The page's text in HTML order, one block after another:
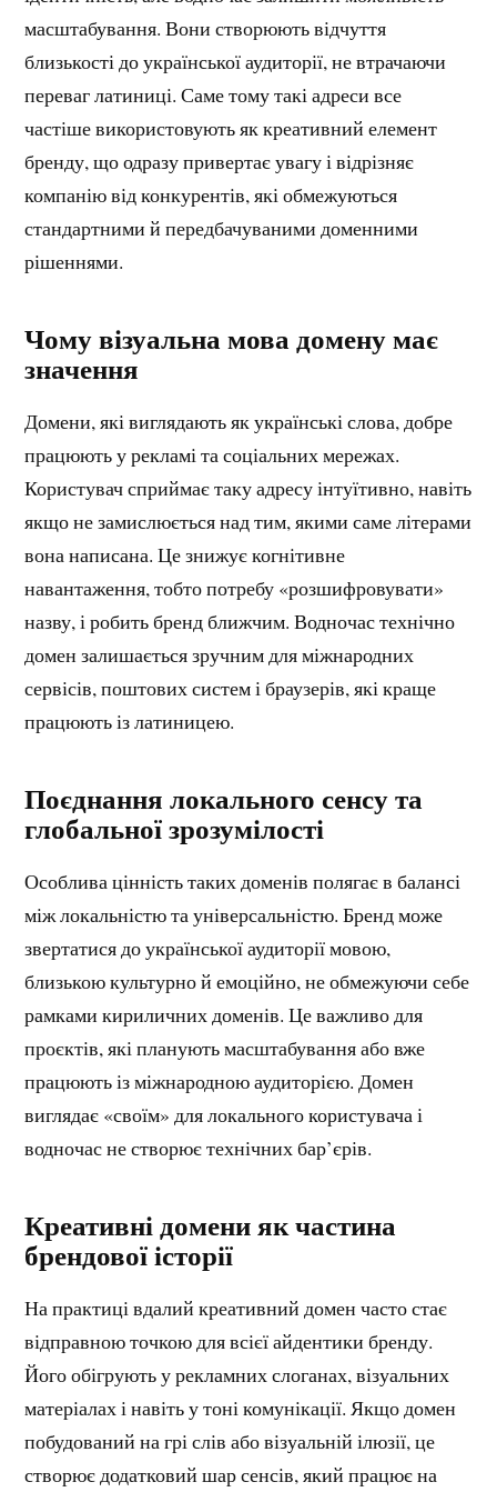
масштабування. Вони створюють відчуття
близькості до української аудиторії, не втрачаючи
переваг латиниці. Саме тому такі адреси все
частіше використовують як креативний елемент
бренду, що одразу привертає увагу і відрізняє
компанію від конкурентів, які обмежуються
стандартними й передбачуваними доменними
рішеннями.
Чому візуальна мова домену має
значення
Домени, які виглядають як українські слова, добре
працюють у рекламі та соціальних мережах.
Користувач сприймає таку адресу інтуїтивно, навіть
якщо не замислюється над тим, якими саме літерами
вона написана. Це знижує когнітивне
навантаження, тобто потребу «розшифровувати»
назву, і робить бренд ближчим. Водночас технічно
домен залишається зручним для міжнародних
сервісів, поштових систем і браузерів, які краще
працюють із латиницею.
Поєднання локального сенсу та
глобальної зрозумілості
Особлива цінність таких доменів полягає в балансі
між локальністю та універсальністю. Бренд може
звертатися до української аудиторії мовою,
близькою культурно й емоційно, не обмежуючи себе
рамками кириличних доменів. Це важливо для
проєктів, які планують масштабування або вже
працюють із міжнародною аудиторією. Домен
виглядає «своїм» для локального користувача і
водночас не створює технічних бар’єрів.
Креативні домени як частина
брендової історії
На практиці вдалий креативний домен часто стає
відправною точкою для всієї айдентики бренду.
Його обігрують у рекламних слоганах, візуальних
матеріалах і навіть у тоні комунікації. Якщо домен
побудований на грі слів або візуальній ілюзії, це
створює додатковий шар сенсів, який працює на